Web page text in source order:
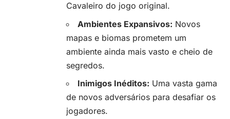
Cavaleiro do jogo original.
Ambientes Expansivos: Novos
mapas e biomas prometem um
ambiente ainda mais vasto e cheio de
segredos.
Inimigos Inéditos: Uma vasta gama
de novos adversários para desafiar os
jogadores.